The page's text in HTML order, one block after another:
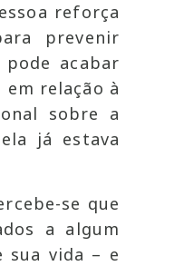
reforça
prevenir
acabar
em relação à
sobre a
já estava
se que
a algum
sua vida – e